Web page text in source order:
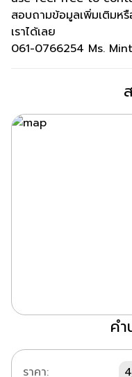
สอบถามข้อมูลเพิ่มเติม
เราได้เลย
061-0766254 Ms. Mint
ค
ราคา: